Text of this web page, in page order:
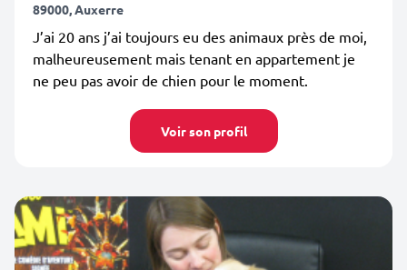
89000, Auxerre
J’ai 20 ans j’ai toujours eu des animaux près de moi,
malheureusement mais tenant en appartement je
ne peu pas avoir de chien pour le moment.
Voir son profil